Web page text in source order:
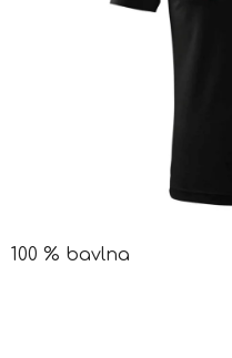
100 % bavlna